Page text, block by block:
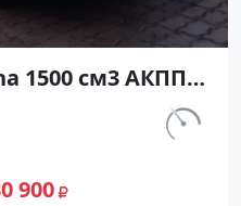
1500 см3 АКПП
в Анапа:
года по цене
№27293
900